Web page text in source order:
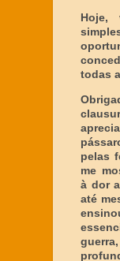
Hoje,
todas
pelas
me
à dor
até